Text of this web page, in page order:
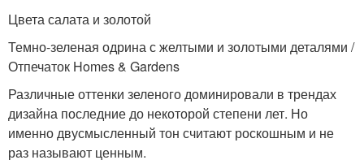
Цвета салата и золотой
Темно-зеленая одрина с желтыми и золотыми деталями /
Отпечаток Homes & Gardens
Различные оттенки зеленого доминировали в трендах
дизайна последние до некоторой степени лет. Но
именно двусмысленный тон считают роскошным и не
раз называют ценным.